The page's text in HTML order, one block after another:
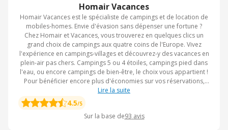
Homair Vacances
Homair Vacances est le spécialiste de campings et de location de
mobiles-homes. Envie d'évasion sans dépenser une fortune ?
Chez Homair et Vacances, vous trouverez en quelques clics un
grand choix de campings aux quatre coins de l'Europe. Vivez
l'expérience en campings-villages et découvrez-y des vacances en
plein-air pas chers. Campings 5 ou 4 étoiles, campings pied dans
l'eau, ou encore campings de bien-être, le choix vous appartient !
Pour bénéficier encore plus d'économies sur vos réservations,
n'hésitez pas à activer le CashBack eBuyClub. Par ailleurs, l'équipe
d'eBuyClub met à votre disposition des bons plans et des codes
de réduction à saisir sur Homair Vacances.
Lire la suite
4.5/5
Sur la base de93 avis